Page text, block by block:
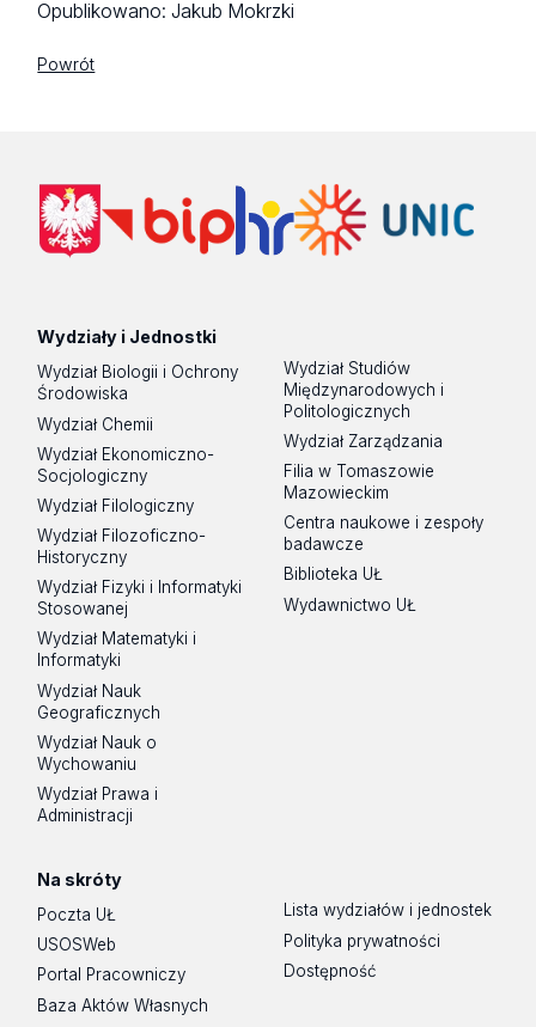
Opublikowano:Jakub Mokrzki
Powrót
Wydziały i Jednostki
Wydział Biologii i Ochrony
Środowiska
Wydział Chemii
Wydział Ekonomiczno-
Socjologiczny
Wydział Filologiczny
Wydział Filozoficzno-
Historyczny
Wydział Fizyki i Informatyki
Stosowanej
Wydział Matematyki i
Informatyki
Wydział Nauk
Geograficznych
Wydział Nauk o
Wychowaniu
Wydział Prawa i
Administracji
Wydział Studiów
Międzynarodowych i
Politologicznych
Wydział Zarządzania
Filia w Tomaszowie
Mazowieckim
Centra naukowe i zespoły
badawcze
Biblioteka UŁ
Wydawnictwo UŁ
Na skróty
Poczta UŁ
USOSWeb
Portal Pracowniczy
Baza Aktów Własnych
Lista wydziałów i jednostek
Polityka prywatności
Dostępność